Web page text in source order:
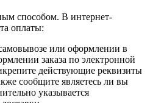
способом. В интернет-
оплаты:
или оформлении в
заказа по электронной
действующие реквизиты
сообщите являетесь ли вы
указывается